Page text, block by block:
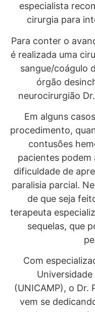
especialista
cirurgia para
Para conter o
é realizada uma
sangue/coágulo
órgão
neurocirurgião
Em alguns
procedimento,
contusões
pacientes podem
dificuldade de
paralisia parcial.
de que seja
terapeuta
sequelas, que
Com
(UNICAMP), o Dr.
vem se